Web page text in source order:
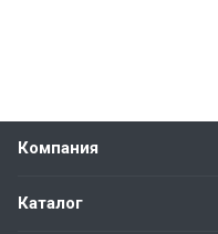
Компания
Каталог